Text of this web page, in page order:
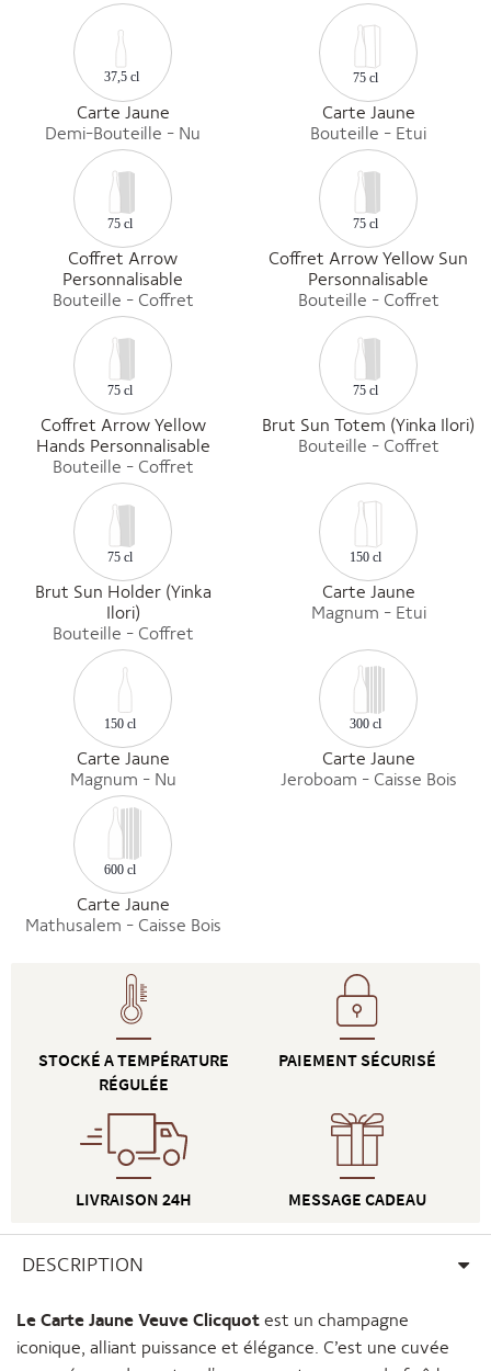
37,5 cl
Carte Jaune
Demi-Bouteille - Nu
75 cl
Carte Jaune
Bouteille - Etui
75 cl
Coffret Arrow
Personnalisable
Bouteille - Coffret
75 cl
Coffret Arrow Yellow Sun
Personnalisable
Bouteille - Coffret
75 cl
Coffret Arrow Yellow
Hands Personnalisable
Bouteille - Coffret
75 cl
Brut Sun Totem (Yinka Ilori)
Bouteille - Coffret
75 cl
Brut Sun Holder (Yinka
Ilori)
Bouteille - Coffret
150 cl
Carte Jaune
Magnum - Etui
150 cl
Carte Jaune
Magnum - Nu
300 cl
Carte Jaune
Jeroboam - Caisse Bois
600 cl
Carte Jaune
Mathusalem - Caisse Bois
STOCKÉ A TEMPÉRATURE
RÉGULÉE
LIVRAISON 24H
PAIEMENT SÉCURISÉ
MESSAGE CADEAU
DESCRIPTION
Le Carte Jaune Veuve Clicquot est un champagne
iconique, alliant puissance et élégance. C’est une cuvée